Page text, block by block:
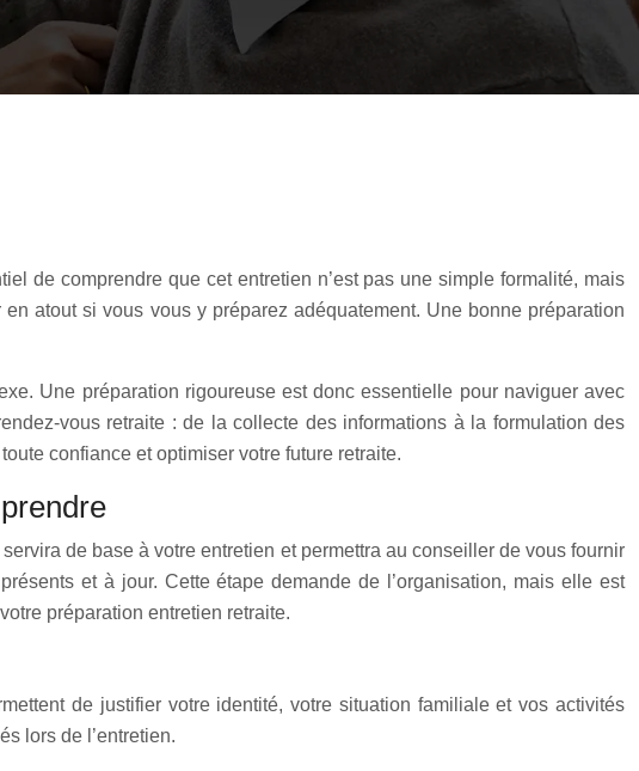
de comprendre que cet entretien n’est pas une simple formalité, mais
atout si vous vous y préparez adéquatement. Une bonne préparation
Une préparation rigoureuse est donc essentielle pour naviguer avec
vous retraite : de la collecte des informations à la formulation des
confiance et optimiser votre future retraite.
de base à votre entretien et permettra au conseiller de vous fournir
et à jour. Cette étape demande de l’organisation, mais elle est
préparation entretien retraite.
de justifier votre identité, votre situation familiale et vos activités
lors de l’entretien.